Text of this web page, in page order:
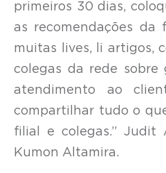
primeiros 30 dias,
as recomendações da
muitas lives, li artigos,
colegas da rede sobre
atendimento ao
compartilhar tudo o
filial e colegas.” Judit
Kumon Altamira.